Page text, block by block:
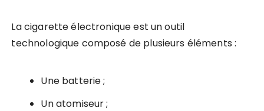
La cigarette électronique est un outil
technologique composé de plusieurs éléments :
Une batterie ;
Un atomiseur ;